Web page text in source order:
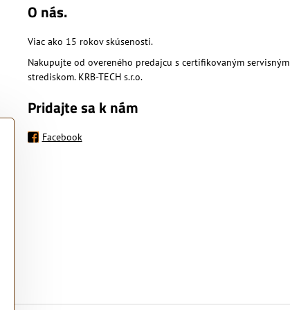
O nás.
Viac ako 15 rokov skúsenosti.
Nakupujte od overeného predajcu s certifikovaným servisným
strediskom. KRB-TECH s.r.o.
Pridajte sa k nám
Facebook